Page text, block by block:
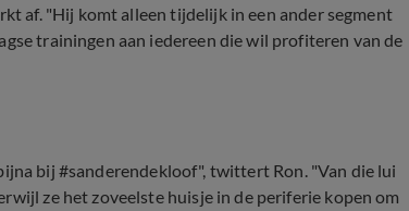
af. "Hij komt alleen tijdelijk in een ander segment
trainingen aan iedereen die wil profiteren van de
bij #sanderendekloof", twittert Ron. "Van die lui
ze het zoveelste huisje in de periferie kopen om